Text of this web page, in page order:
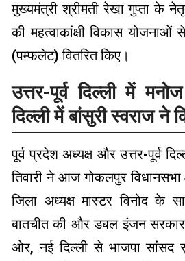
मुख्यमंत्री श्रीमती रेखा गुप्ता के
की महत्वाकांक्षी विकास
(पम्फलेट) वितरित किए।
उत्तर-पूर्व दिल्ली में
दिल्ली में बांसुरी स्वराज ने
पूर्व प्रदेश अध्यक्ष और उत्तर-पूर्व
तिवारी ने आज गोकलपुर विधानसभा
जिला अध्यक्ष मास्टर विनोद के
बातचीत की और डबल इंजन
ओर, नई दिल्ली से भाजपा सांसद